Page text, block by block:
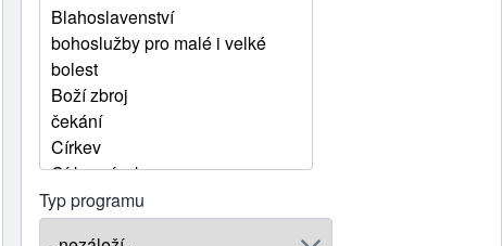
Typ programu